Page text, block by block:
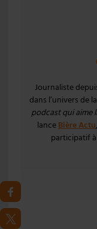
Journaliste
dans l’univers de
podcast qui aime
lanceBière Actu
participatif